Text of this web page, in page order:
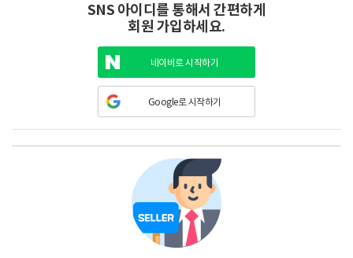
SNS 아이디를 통해서 간편하게
회원 가입하세요.
네이버로 시작하기
Google로 시작하기